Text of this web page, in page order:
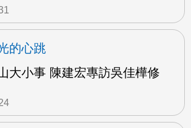
的心跳
大小事 陳建宏專訪吳佳樺修